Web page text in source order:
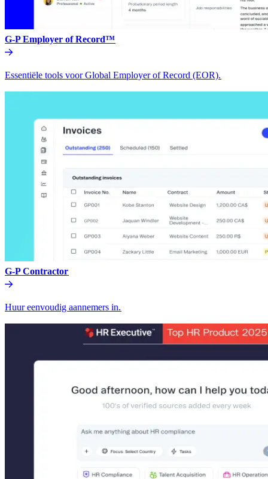
G-P Employer of Record™​​
Essentiële tools voor Global Employer of Record (EOR).​​
G-P Contractor​​
Huur eenvoudig aannemers in.​​